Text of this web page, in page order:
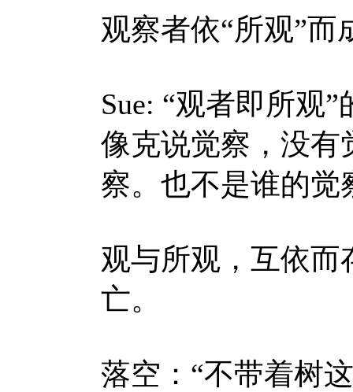
观察者依“所观”而
Sue: “观者即所观
像克说觉察，没有
察。也不是谁的觉
观与所观，互依而
亡。
落空：“不带着树